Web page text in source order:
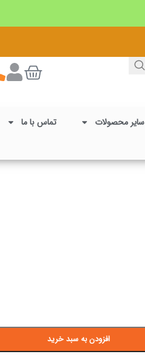
سایر محصولات تماس با ما
افزودن به سبد خرید